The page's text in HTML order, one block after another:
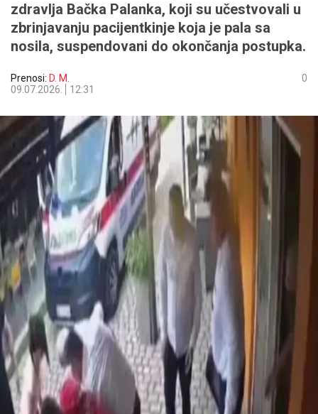
zdravlja Bačka Palanka, koji su učestvovali u
zbrinjavanju pacijentkinje koja je pala sa
nosila, suspendovani do okončanja postupka.
Prenosi: D. M.
09.07.2026.
12:31
0